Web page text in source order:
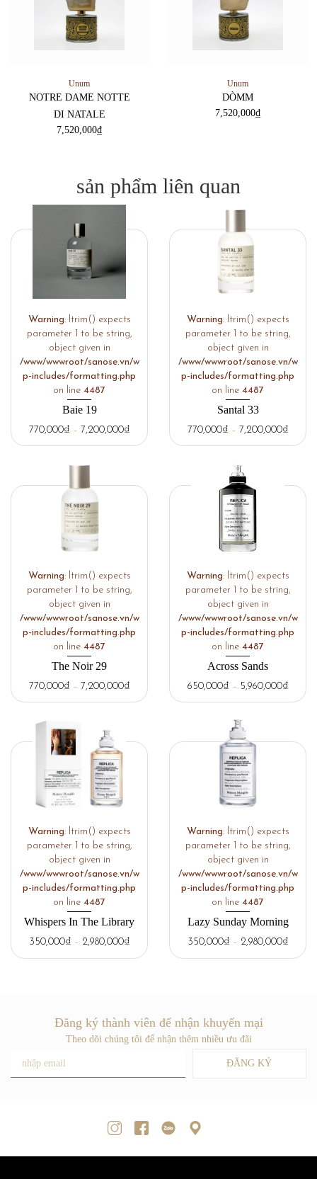
Unum
NOTRE DAME NOTTE
DI NATALE
7,520,000₫
Unum
DÒMM
7,520,000₫
sản phẩm liên quan
Warning: ltrim() expects
parameter 1 to be string,
object given in
/www/wwwroot/sanose.vn/w
p-includes/formatting.php
on line 4487
Baie 19
770,000₫ – 7,200,000₫
Warning: ltrim() expects
parameter 1 to be string,
object given in
/www/wwwroot/sanose.vn/w
p-includes/formatting.php
on line 4487
Santal 33
770,000₫ – 7,200,000₫
Warning: ltrim() expects
parameter 1 to be string,
object given in
/www/wwwroot/sanose.vn/w
p-includes/formatting.php
on line 4487
The Noir 29
770,000₫ – 7,200,000₫
Warning: ltrim() expects
parameter 1 to be string,
object given in
/www/wwwroot/sanose.vn/w
p-includes/formatting.php
on line 4487
Across Sands
650,000₫ – 5,960,000₫
Warning: ltrim() expects
parameter 1 to be string,
object given in
/www/wwwroot/sanose.vn/w
p-includes/formatting.php
on line 4487
Whispers In The Library
350,000₫ – 2,980,000₫
Warning: ltrim() expects
parameter 1 to be string,
object given in
/www/wwwroot/sanose.vn/w
p-includes/formatting.php
on line 4487
Lazy Sunday Morning
350,000₫ – 2,980,000₫
Đăng ký thành viên để nhận khuyến mại
Theo dõi chúng tôi để nhận thêm nhiều ưu đãi
ĐĂNG KÝ